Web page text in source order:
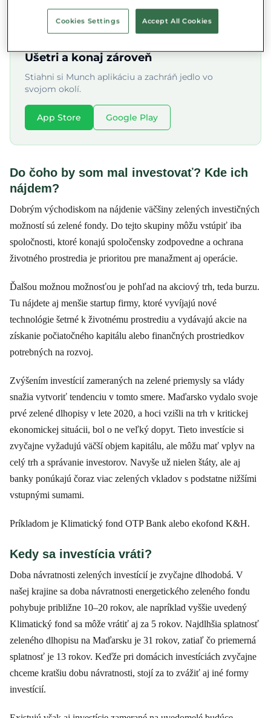
Ušetri a konaj zároveň
Stiahni si Munch aplikáciu a zachráň jedlo vo
svojom okolí.
App Store Google Play
Do čoho by som mal investovať? Kde ich
nájdem?
Dobrým východiskom na nájdenie väčšiny zelených investičných
možností sú zelené fondy. Do tejto skupiny môžu vstúpiť iba
spoločnosti, ktoré konajú spoločensky zodpovedne a ochrana
životného prostredia je prioritou pre manažment aj operácie.
Ďalšou možnou možnosťou je pohľad na akciový trh, teda burzu.
Tu nájdete aj menšie startup firmy, ktoré vyvíjajú nové
technológie šetrné k životnému prostrediu a vydávajú akcie na
získanie počiatočného kapitálu alebo finančných prostriedkov
potrebných na rozvoj.
Zvýšením investícií zameraných na zelené priemysly sa vlády
snažia vytvoriť tendenciu v tomto smere. Maďarsko vydalo svoje
prvé zelené dlhopisy v lete 2020, a hoci vzišli na trh v kritickej
ekonomickej situácii, bol o ne veľký dopyt. Tieto investície si
zvyčajne vyžadujú väčší objem kapitálu, ale môžu mať vplyv na
celý trh a správanie investorov. Navyše už nielen štáty, ale aj
banky ponúkajú čoraz viac zelených vkladov s podstatne nižšími
vstupnými sumami.
Príkladom je Klimatický fond OTP Bank alebo ekofond K&H.
Kedy sa investícia vráti?
Doba návratnosti zelených investícií je zvyčajne dlhodobá. V
našej krajine sa doba návratnosti energetického zeleného fondu
pohybuje približne 10–20 rokov, ale napríklad vyššie uvedený
Klimatický fond sa môže vrátiť aj za 5 rokov. Najdlhšia splatnosť
zeleného dlhopisu na Maďarsku je 31 rokov, zatiaľ čo priemerná
splatnosť je 13 rokov. Keďže pri domácich investíciách zvyčajne
chceme kratšiu dobu návratnosti, stojí za to zvážiť aj iné formy
investícií.
Cookies Settings Accept All Cookies